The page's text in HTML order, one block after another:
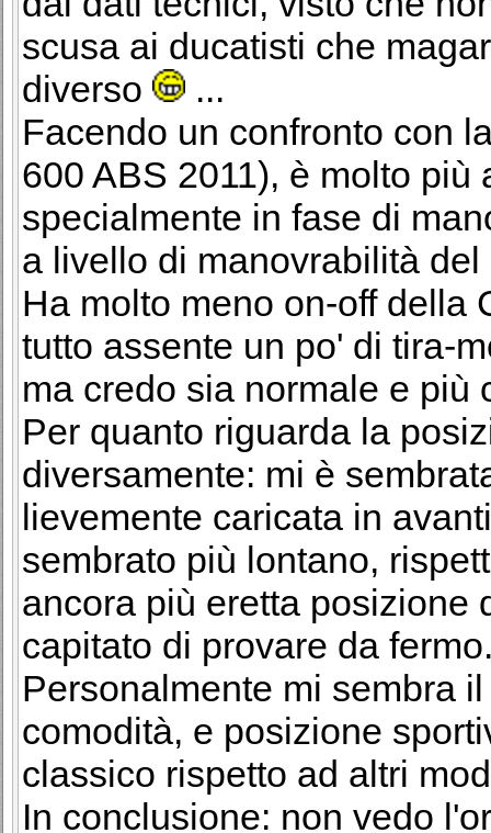
scusa ai ducatisti che
diverso
...
Facendo un confronto con
600 ABS 2011), è molto
specialmente in fase di
a livello di manovrabilità
Ha molto meno on-off della
tutto assente un po' di tira-
ma credo sia normale e più
Per quanto riguarda la
diversamente: mi è
lievemente caricata in
sembrato più lontano,
ancora più eretta posizione
capitato di provare da
Personalmente mi sembra
comodità, e posizione
classico rispetto ad altri
In conclusione: non vedo